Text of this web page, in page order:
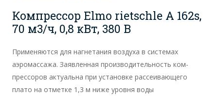
Компрессор Elmo rietschle А 162s,
70 м3/ч, 0,8 кВт, 380 В
Применяются для нагнетания воздуха в системах
аэромассажа. Заявленная производительность ком-
прессоров актуальна при установке рассеивающего
плато на отметке 1,3 м ниже уровня воды